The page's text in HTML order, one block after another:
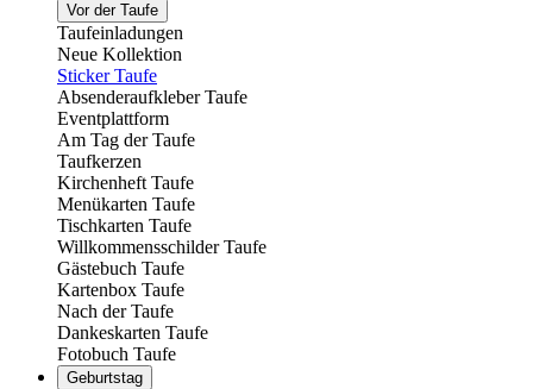
Vor der Taufe
Taufeinladungen
Neue Kollektion
Sticker Taufe
Absenderaufkleber Taufe
Eventplattform
Am Tag der Taufe
Taufkerzen
Kirchenheft Taufe
Menükarten Taufe
Tischkarten Taufe
Willkommensschilder Taufe
Gästebuch Taufe
Kartenbox Taufe
Nach der Taufe
Dankeskarten Taufe
Fotobuch Taufe
Geburtstag